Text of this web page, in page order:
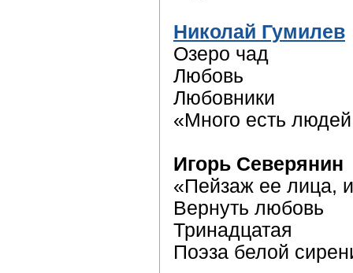
Николай Гумилев
Озеро чад
Любовь
Любовники
«Много есть
Игорь Северянин
«Пейзаж ее лица,
Вернуть любовь
Тринадцатая
Поэза белой